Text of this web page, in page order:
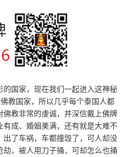
国家，现在我们一起进入这神秘
教国家，所以几乎每个泰国人都
佛教非常的虔诚，并深信戴上佛牌
成、婚姻美满，还有就是大难不
了车祸，车都撞毁了，可人却没
，被人用刀子捅，可却怎么也捅